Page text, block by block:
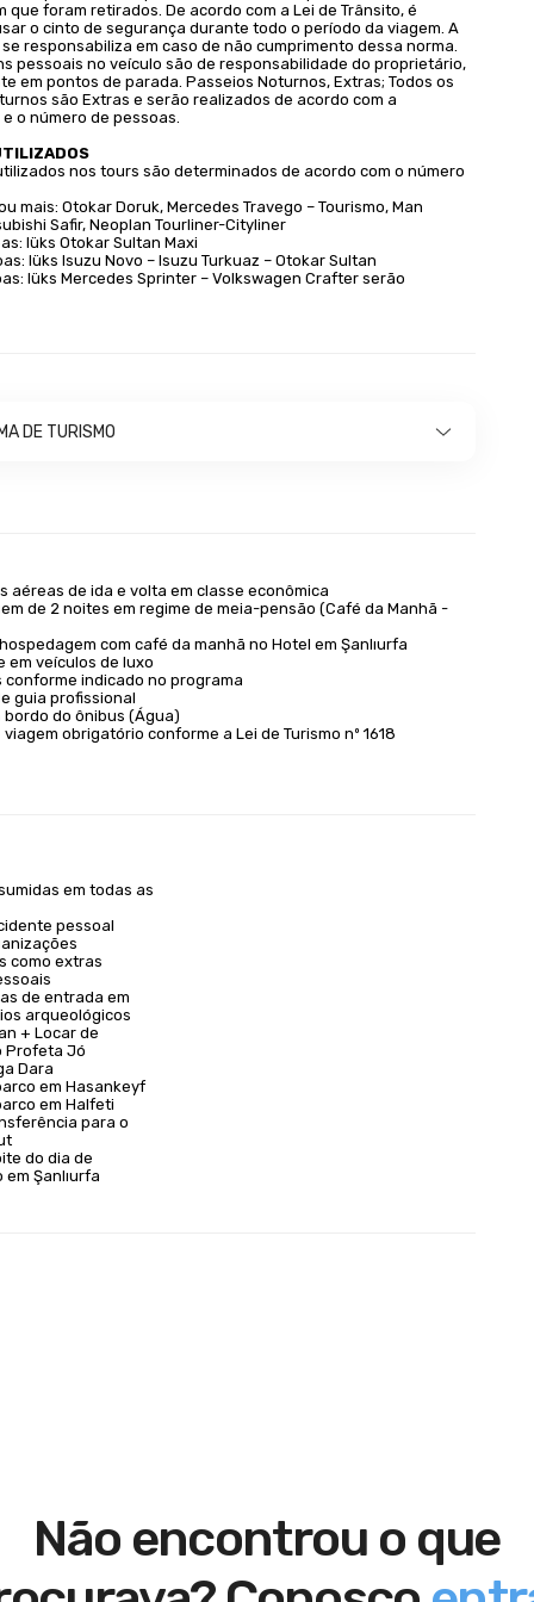
que foram retirados. De acordo com a Lei de Trânsito, é
o cinto de segurança durante todo o período da viagem. A
responsabiliza em caso de não cumprimento dessa norma.
pessoais no veículo são de responsabilidade do proprietário,
em pontos de parada. Passeios Noturnos, Extras; Todos os
são Extras e serão realizados de acordo com a
o número de pessoas.
nos tours são determinados de acordo com o número
mais: Otokar Doruk, Mercedes Travego – Tourismo, Man
Safir, Neoplan Tourliner-Cityliner
lüks Otokar Sultan Maxi
lüks Isuzu Novo – Isuzu Turkuaz – Otokar Sultan
lüks Mercedes Sprinter – Volkswagen Crafter serão
DE TURISMO
aéreas de ida e volta em classe econômica
de 2 noites em regime de meia-pensão (Café da Manhã -
com café da manhã no Hotel em Şanlıurfa
em veículos de luxo
conforme indicado no programa
guia profissional
bordo do ônibus (Água)
obrigatório conforme a Lei de Turismo nº 1618
em todas as
pessoal
como extras
de entrada em
arqueológicos
+ Locar de
Profeta Jó
Dara
em Hasankeyf
em Halfeti
para o
do dia de
Şanlıurfa
Não encontrou o que